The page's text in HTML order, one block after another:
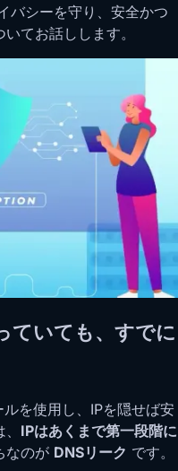
バシーを守り、安全かつ
てお話しします。
ていても、すでに
を使用し、IPを隠せば安
IPはあくまで第一段階に
なのが DNSリーク です。